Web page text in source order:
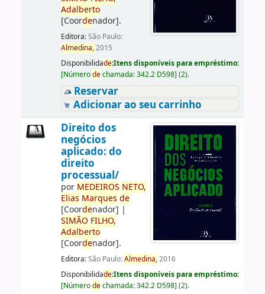
Adalberto
[Coordenador].
Editora:São Paulo:
Almedina,2015
Disponibilidade:Itens disponíveis para empréstimo:
[Númerodechamada:342.2 D598] (2).
Reservar
Adicionar ao seu carrinho
Direito dos
negócios
aplicado: do
direito
processual/
por MEDEIROS NETO,
Elias Marques de
[Coordenador] |
SIMÃO FILHO,
Adalberto
[Coordenador].
Editora:São Paulo:Almedina,2016
Disponibilidade:Itens disponíveis para empréstimo:
[Númerodechamada:342.2 D598] (2).